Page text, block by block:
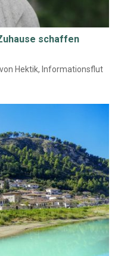
schaffen
Hektik, Informationsflut